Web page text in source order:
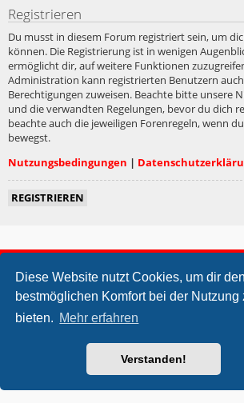
Diese Website nutzt Cookies, um dir den
bestmöglichen Komfort bei der Nutzung
bieten. Mehr erfahren
Verstanden!
Registrieren
Du musst in diesem Forum registriert sein, um
können. Die Registrierung ist in wenigen
ermöglicht dir, auf weitere Funktionen
Administration kann registrierten Benutzern
Berechtigungen zuweisen. Beachte bitte unsere
und die verwandten Regelungen, bevor du dich
beachte auch die jeweiligen Forenregeln, wenn
bewegst.
Nutzungsbedingungen |
REGISTRIEREN
metrolike style by Eric Seguin Updated for
Powered byphpBB ® Forum Software ©
Deutsche Übersetzung durch